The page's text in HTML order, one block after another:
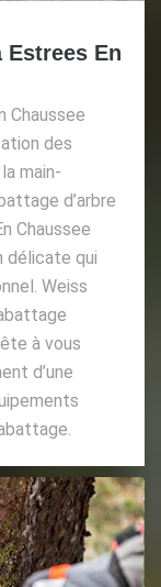
Estrees En
Chaussee
des
main-
d’arbre
Chaussee
délicate qui
Weiss
à vous
d’une